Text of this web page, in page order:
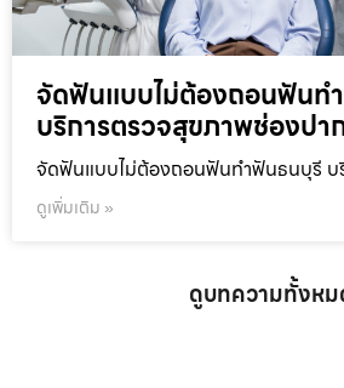
จัดฟันแบบไม่ต้องถอนฟันท
บริการตรวจสุขภาพช่องป
จัดฟันแบบไม่ต้องถอนฟันทำฟันธนบุรี บ
ดูเพิ่มเติม »
ดูบทความทั้งห